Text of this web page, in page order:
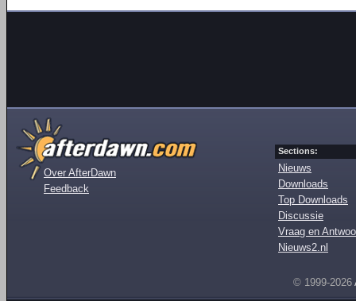
Over AfterDawn
Feedback
Sections:
Nieuws
Downloads
Top Downloads
Discussie
Vraag en
Nieuws2.nl
© 1999-2026